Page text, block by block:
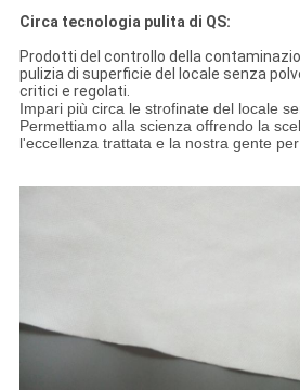
Circa tecnologia pulita di QS:
Prodotti del controllo della
pulizia di superficie del locale senza
critici e regolati.
Impari più circa le strofinate del locale
Permettiamo alla scienza offrendo la
l'eccellenza trattata e la nostra gente